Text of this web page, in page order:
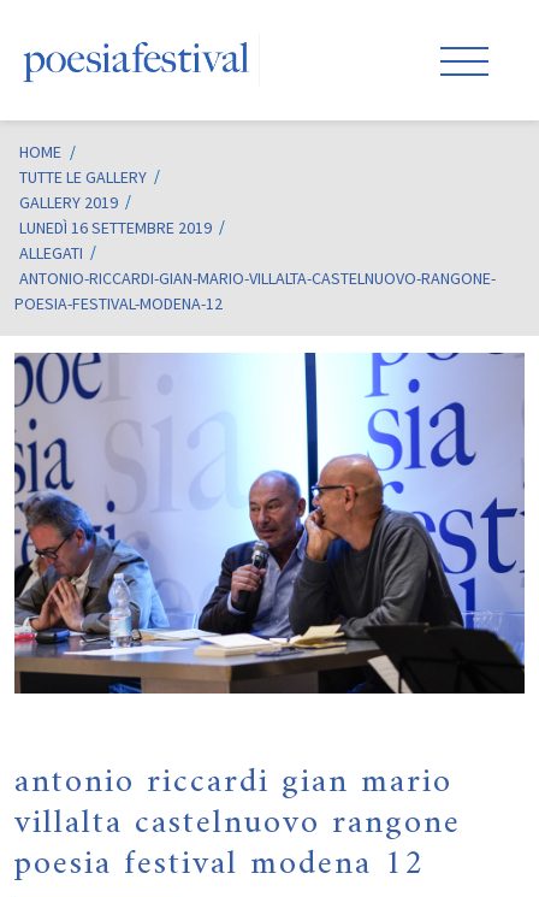
HOME /
TUTTE LE GALLERY
GALLERY 2019
LUNEDÌ 16 SETTEMBRE 2019
ALLEGATI
ANTONIO-RICCARDI-GIAN-MARIO-VILLALTA-CASTELNUOVO-RANGONE-
POESIA-FESTIVAL-MODENA-12
antonio riccardi gian mario
villalta castelnuovo rangone
poesia festival modena 12